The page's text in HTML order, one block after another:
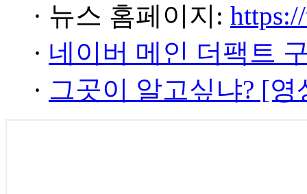
· 뉴스 홈페이지:
· 네이버 메인 더팩트
· 그곳이 알고싶냐? [